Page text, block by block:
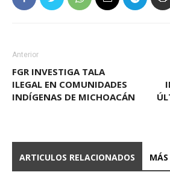
Anterior
FGR INVESTIGA TALA
ILEGAL EN COMUNIDADES
INDÍGENAS DE MICHOACÁN
ARTICULOS RELACIONADOS